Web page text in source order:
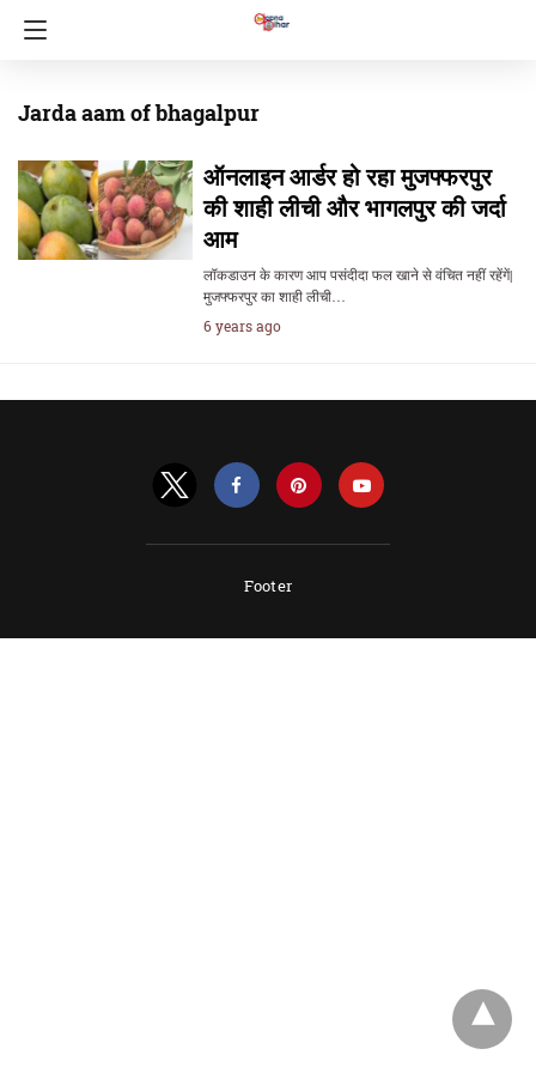
Jarda aam of bhagalpur
ऑनलाइन आर्डर हो रहा मुजफ्फरपुर
की शाही लीची और भागलपुर की जर्दा
आम
लॉकडाउन के कारण आप पसंदीदा फल खाने से वंचित नहीं रहेंगें|
मुजफ्फरपुर का शाही लीची…
6 years ago
Footer